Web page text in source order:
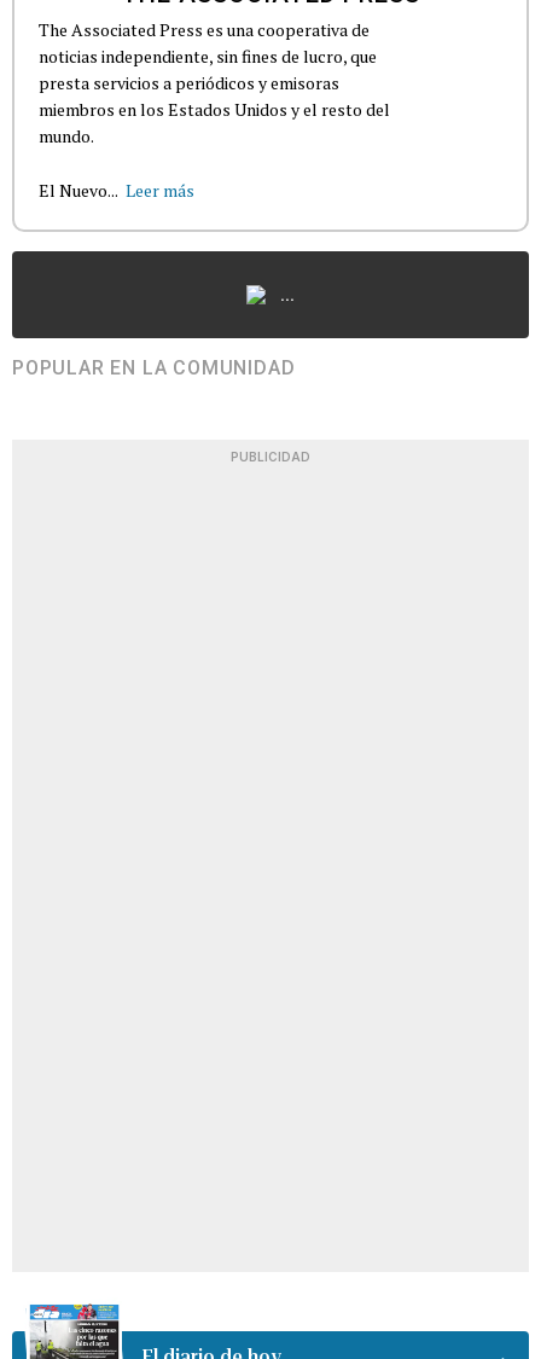
The Associated Press es una cooperativa de
noticias independiente, sin fines de lucro, que
presta servicios a periódicos y emisoras
miembros en los Estados Unidos y el resto del
mundo.
El Nuevo... Leer más
...
POPULAR EN LA COMUNIDAD
PUBLICIDAD